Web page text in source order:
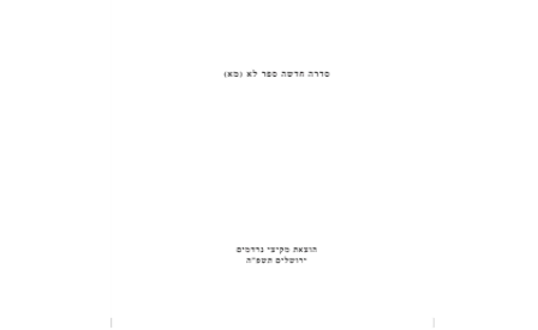
הנחת אתר ספר מודפס